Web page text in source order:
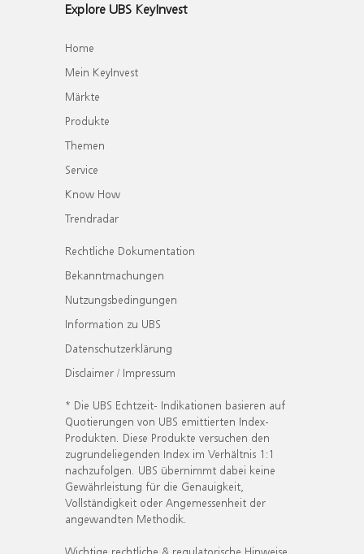
Explore UBS KeyInvest
Home
Mein KeyInvest
Märkte
Produkte
Themen
Service
Know How
Trendradar
Rechtliche Dokumentation
Bekanntmachungen
Nutzungsbedingungen
Information zu UBS
Datenschutzerklärung
Disclaimer / Impressum
* Die UBS Echtzeit- Indikationen basieren auf
Quotierungen von UBS emittierten Index-
Produkten. Diese Produkte versuchen den
zugrundeliegenden Index im Verhältnis 1:1
nachzufolgen. UBS übernimmt dabei keine
Gewährleistung für die Genauigkeit,
Vollständigkeit oder Angemessenheit der
angewandten Methodik.